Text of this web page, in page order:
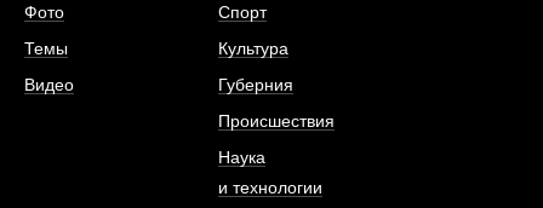
Фото
Темы
Видео
Спорт
Культура
Губерния
Происшествия
Наука
и технологии